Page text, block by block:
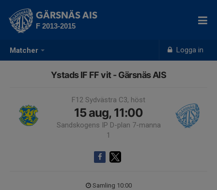
Matcher Logga in
GÄRSNÄS AIS
F 2013-2015
Ystads IF FF vit - Gärsnäs AIS
F12 Sydvästra C3, höst
15 aug, 11:00
Sandskogens IP D-plan 7-manna
1
Samling 10:00